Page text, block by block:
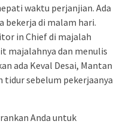
waktu perjanjian. Ada
bekerja di malam hari.
in Chief di majalah
majalahnya dan menulis
ada Keval Desai, Mantan
sebelum pekerjaanya
Anda untuk